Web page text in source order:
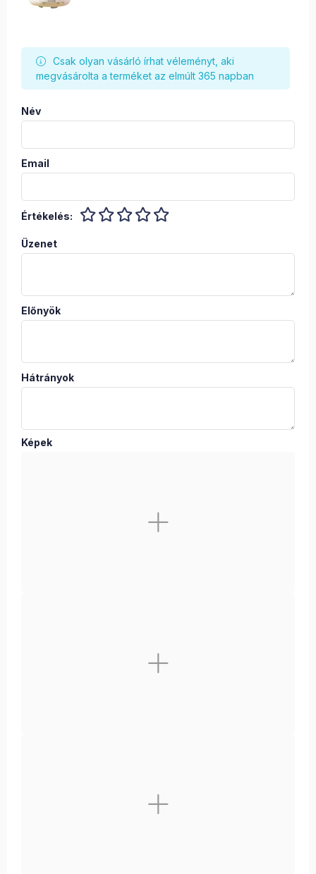
Csak olyan vásárló írhat véleményt, aki
megvásárolta a terméket az elmúlt 365 napban
Név
Email
Értékelés:
Üzenet
Előnyök
Hátrányok
Képek